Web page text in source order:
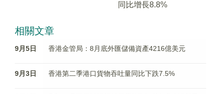
同比增長8.8%
相關文章
9月5日 香港金管局：8月底外匯儲備資產4216億美元
9月3日 香港第二季港口貨物吞吐量同比下跌7.5%